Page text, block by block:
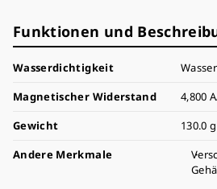
Funktionen und
Wasserdichtigkeit
Magnetischer Widerstand
4,800
Gewicht
130.0 g
Andere Merkmale